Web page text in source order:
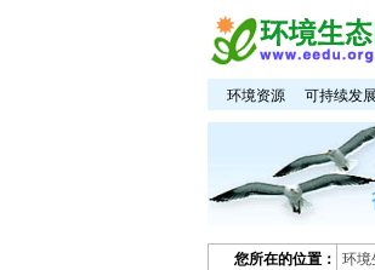
环境资源 可持续发展
您所在的位置： 环境